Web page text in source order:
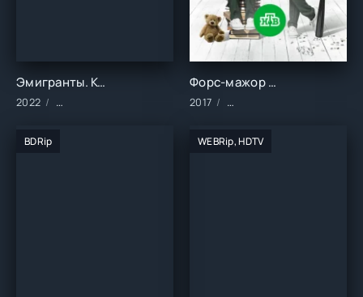
Эмигранты. Куриный фактор (2022)
2022 Сериалы/2022 год/Зарубежные/Комедия
Форс-мажор (2017)
2017 Сериалы/Зарубежные/
BDRip WEBRip, HDTV